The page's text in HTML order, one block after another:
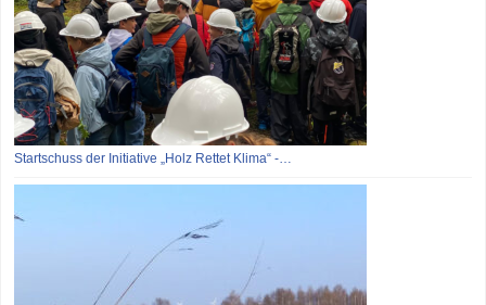
Startschuss der Initiative „Holz Rettet Klima“ -…